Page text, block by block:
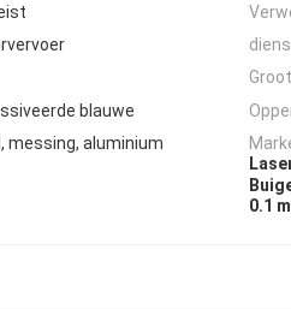
blauwe
messing, aluminium
0.1